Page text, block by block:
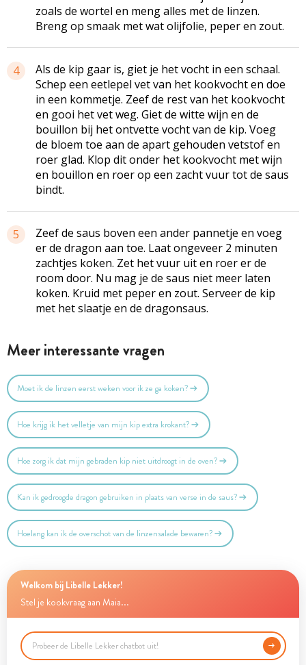
zoals de wortel en meng alles met de linzen.
Breng op smaak met wat olijfolie, peper en zout.
4
Als de kip gaar is, giet je het vocht in een schaal.
Schep een eetlepel vet van het kookvocht en doe
in een kommetje. Zeef de rest van het kookvocht
en gooi het vet weg. Giet de witte wijn en de
bouillon bij het ontvette vocht van de kip. Voeg
de bloem toe aan de apart gehouden vetstof en
roer glad. Klop dit onder het kookvocht met wijn
en bouillon en roer op een zacht vuur tot de saus
bindt.
5
Zeef de saus boven een ander pannetje en voeg
er de dragon aan toe. Laat ongeveer 2 minuten
zachtjes koken. Zet het vuur uit en roer er de
room door. Nu mag je de saus niet meer laten
koken. Kruid met peper en zout. Serveer de kip
met het slaatje en de dragonsaus.
Meer interessante vragen
Moet ik de linzen eerst weken voor ik ze ga koken?
Hoe krijg ik het velletje van mijn kip extra krokant?
Hoe zorg ik dat mijn gebraden kip niet uitdroogt in de oven?
Kan ik gedroogde dragon gebruiken in plaats van verse in de saus?
Hoelang kan ik de overschot van de linzensalade bewaren?
Welkom bij Libelle Lekker!
Stel je kookvraag aan Maia...